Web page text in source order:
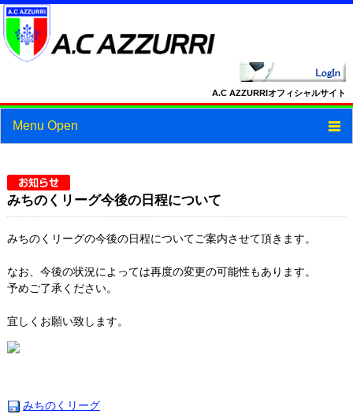
A.C AZZURRIオフィシャルサイト
Menu Open
ニュース
フォトギャラリー
ブログ
プロフィール
みちのくリーグ今後の日程について
みちのくリーグの今後の日程についてご案内させて頂きます。
なお、今後の状況によっては再度の変更の可能性もあります。
予めご了承ください。
宜しくお願い致します。
みちのくリーグ